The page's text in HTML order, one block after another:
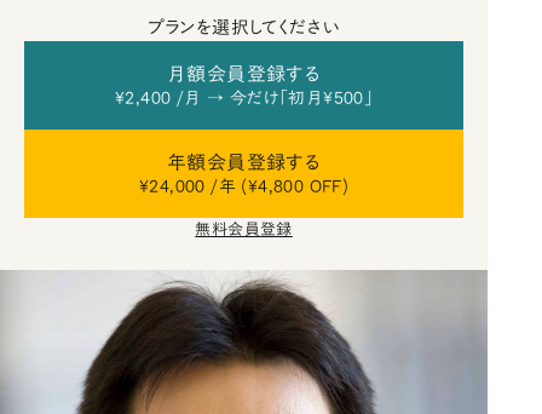
プランを選択してください
月額会員登録する
¥2,400 /月 → 今だけ「初月¥500」
年額会員登録する
¥24,000 /年 (¥4,800 OFF)
無料会員登録